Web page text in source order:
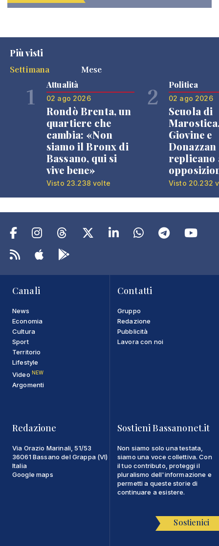
Più visti
Settimana
Mese
1 Attualità
02 ago 2026
Rondò Brenta, un
quartiere che
cambia: «Non
siamo il Bronx di
Bassano, qui si
vive bene»
Visto 23.238 volte
2 Politica
02 ago 2026
Scuola di
Giovine e
Donazzan
replicano
Visto 20.232
Canali
News
Economia
Cultura
Sport
Territorio
Lifestyle
Video NEW
Argomenti
Contatti
Gruppo
Redazione
Pubblicità
Lavora con noi
Redazione
Via Orazio Marinali, 51/53
36061 Bassano del Grappa (VI)
Italia
Google maps
Sostieni Bassanonet.it
Non siamo solo una testata,
siamo una voce collettiva. Con
il tuo contributo, proteggi il
pluralismo dell'informazione e
permetti a queste storie di
continuare a esistere.
Sostienici